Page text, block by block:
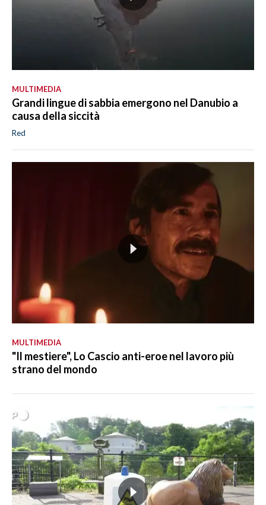
MULTIMEDIA
Grandi lingue di sabbia emergono nel Danubio a
causa della siccità
Red
MULTIMEDIA
"Il mestiere", Lo Cascio anti-eroe nel lavoro più
strano del mondo